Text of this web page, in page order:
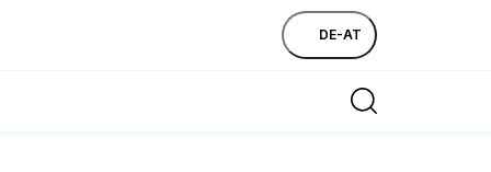
DE-AT